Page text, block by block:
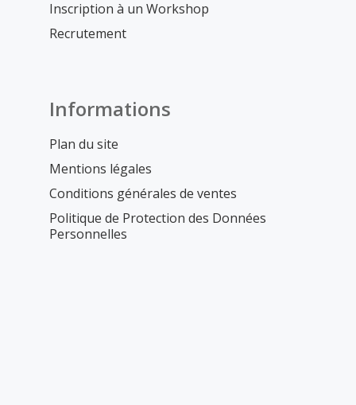
Inscription à un Workshop
Recrutement
Informations
Plan du site
Mentions légales
Conditions générales de ventes
Politique de Protection des Données
Personnelles